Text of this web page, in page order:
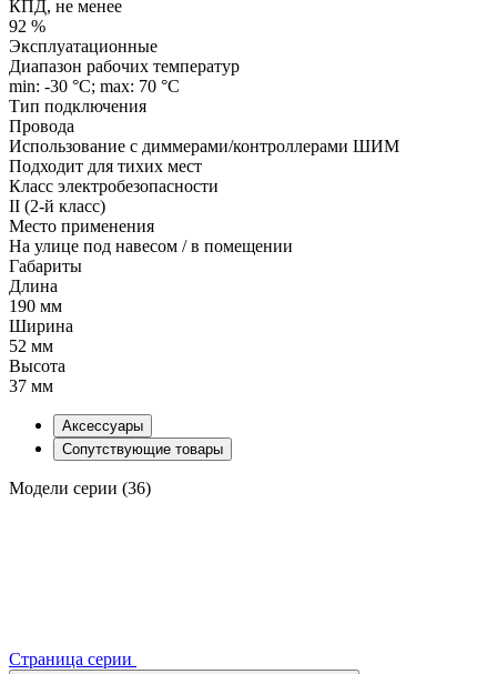
КПД, не менее
92 %
Эксплуатационные
Диапазон рабочих температур
min: -30 °C; max: 70 °C
Тип подключения
Провода
Использование с диммерами/контроллерами ШИМ
Подходит для тихих мест
Класс электробезопасности
II (2-й класс)
Место применения
На улице под навесом / в помещении
Габариты
Длина
190 мм
Ширина
52 мм
Высота
37 мм
Аксессуары
Сопутствующие товары
Модели серии (36)
Страница серии